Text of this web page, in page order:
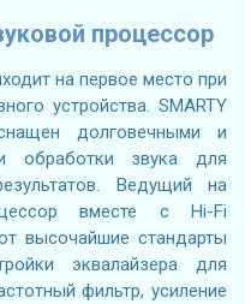
процессор
на первое место при
устройства. SMARTY
долговечными и
обработки звука для
Ведущий на
вместе с Hi-Fi
высочайшие стандарты
эквалайзера для
фильтр, усиление